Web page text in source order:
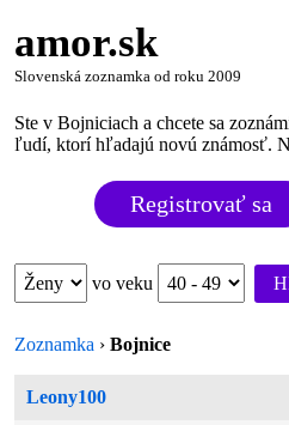
amor.sk
Slovenská zoznamka od roku 2009
Ste v Bojniciach a chcete sa
ľudí, ktorí hľadajú novú známosť.
Registrovať sa
vo veku
Zoznamka ›Bojnice
Leony100